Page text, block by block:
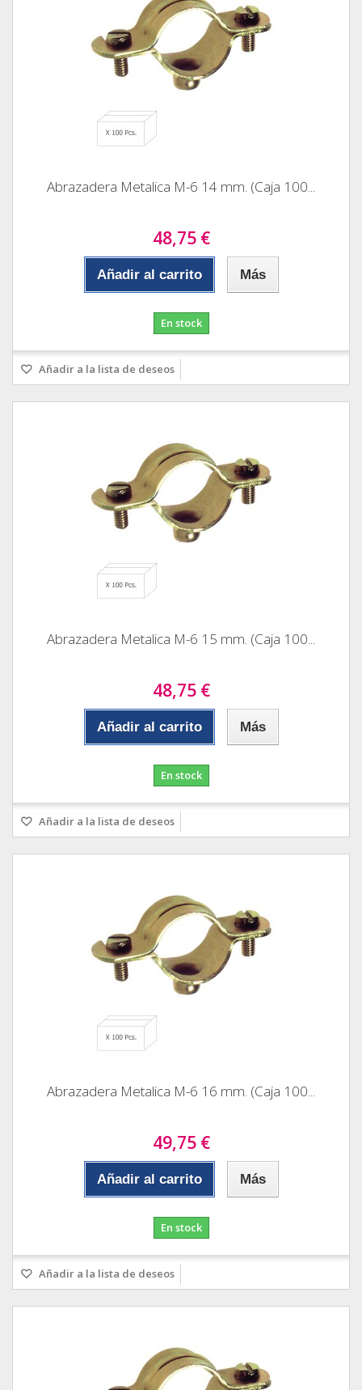
Abrazadera Metalica M-6 14 mm. (Caja 100...
48,75 €
Añadir al carrito Más
En stock
Añadir a la lista de deseos
Abrazadera Metalica M-6 15 mm. (Caja 100...
48,75 €
Añadir al carrito Más
En stock
Añadir a la lista de deseos
Abrazadera Metalica M-6 16 mm. (Caja 100...
49,75 €
Añadir al carrito Más
En stock
Añadir a la lista de deseos